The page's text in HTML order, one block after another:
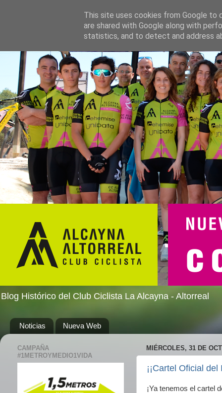
Blog Histórico del Club Ciclista La Alcayna - Altorreal
Noticias Nueva Web
MIÉRCOLES, 31 DE
¡¡Cartel Oficial
¡Ya tenemos el cartel
CAMPAÑA
#1METROYMEDIO1VIDA
This site uses cookies from Google to
are shared with Google along with
statistics, and to detect and address